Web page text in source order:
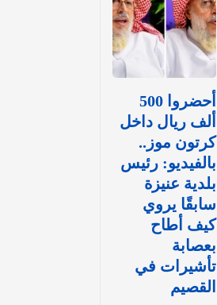
أحضروا 500
ألف ريال داخل
كرتون موز..
بالفيديو: رئيس
بلدية عنيزة
سابقًا يروي
كيف أطاح
بعصابة
تأشيرات في
القصيم